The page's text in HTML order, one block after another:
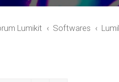
Lumikit Softwares